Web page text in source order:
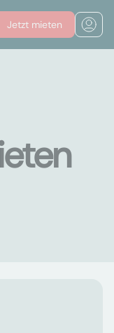
Jetzt mieten